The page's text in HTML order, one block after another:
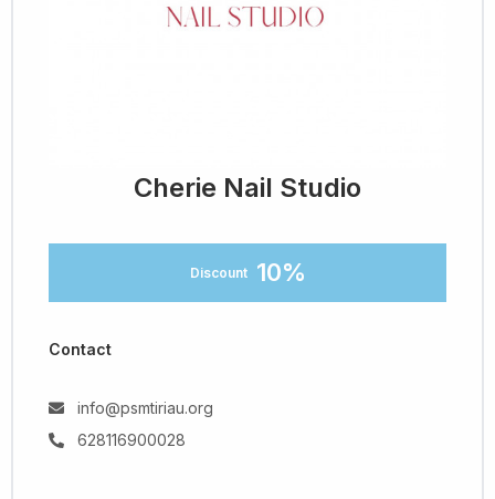
Cherie Nail Studio
Discount 10%
Contact
info@psmtiriau.org
628116900028